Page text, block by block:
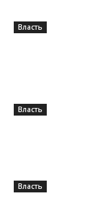
Власть
Власть
Власть